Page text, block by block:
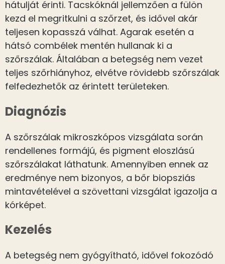
hátulját érinti. Tacskóknál jellemzően a fülön
kezd el megritkulni a szőrzet, és idővel akár
teljesen kopasszá válhat. Agarak esetén a
hátsó combélek mentén hullanak ki a
szőrszálak. Általában a betegség nem vezet
teljes szőrhiányhoz, elvétve rövidebb szőrszálak
felfedezhetők az érintett területeken.
Diagnózis
A szőrszálak mikroszkópos vizsgálata során
rendellenes formájú, és pigment eloszlású
szőrszálakat láthatunk. Amennyiben ennek az
eredménye nem bizonyos, a bőr biopsziás
mintavételével a szövettani vizsgálat igazolja a
kórképet.
Kezelés
A betegség nem gyógyítható, idővel fokozódó